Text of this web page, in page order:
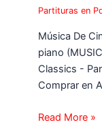
Partituras en
Música De
piano
Classics -
Comprar en
Read More »